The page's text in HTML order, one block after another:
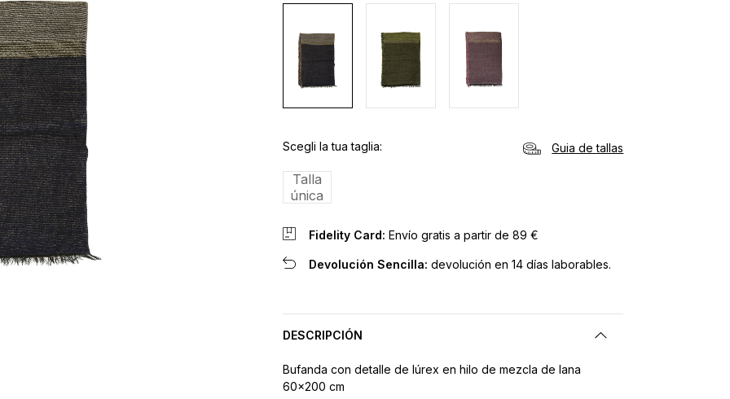
Scegli la tua taglia
Talla
única
Guia de tallas
Fidelity Card: Envío gratis a partir de 89 €
Devolución Sencilla: devolución en 14 días laborables.
DESCRIPCIÓN
Bufanda con detalle de lúrex en hilo de mezcla de lana
60x200 cm